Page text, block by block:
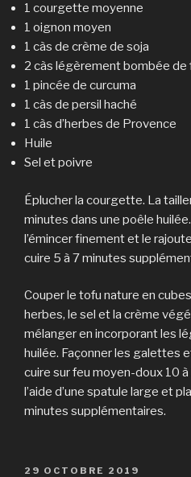
1 courgette moyenne
1 oignon moyen
1 càs de crème de soja
2 càs légèrement bombée de
1 pincée de curcuma
1 càs de persil haché
1 càs d’herbes de Provence
Huile
Sel et poivre
Éplucher la courgette. La
minutes dans une poêle
l’émincer finement et le
cuire 5 à 7 minutes
Couper le tofu nature en
herbes, le sel et la crème
mélanger en incorporant les
huilée. Façonner les galettes
cuire sur feu moyen-doux 10
l’aide d’une spatule large et
minutes supplémentaires.
PUBLIÉ
29 OCTOBRE 2019